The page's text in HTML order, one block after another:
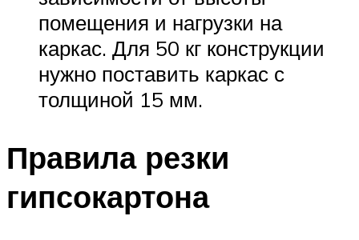
помещения и нагрузки на
каркас. Для 50 кг конструкции
нужно поставить каркас с
толщиной 15 мм.
Правила резки
гипсокартона